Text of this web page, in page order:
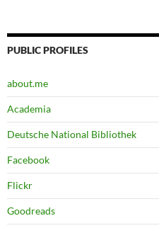
PUBLIC PROFILES
about.me
Academia
Deutsche National Bibliothek
Facebook
Flickr
Goodreads